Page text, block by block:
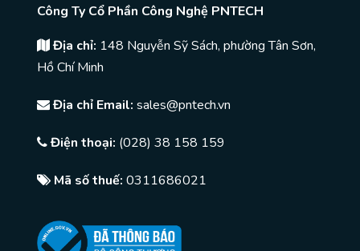
Công Ty Cổ Phần Công Nghệ PNTECH
Địa chỉ: 148 Nguyễn Sỹ Sách, phường Tân Sơn,
Hồ Chí Minh
Địa chỉ Email: sales@pntech.vn
Điện thoại: (028) 38 158 159
Mã số thuế: 0311686021